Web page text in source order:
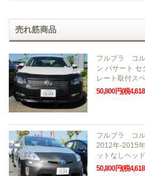
売れ筋商品
フルブラ コル
ン パサート
レート取付ス
50,800円(税
フルブラ コル
2012年-2015
ットなしヘッ
50,800円(税